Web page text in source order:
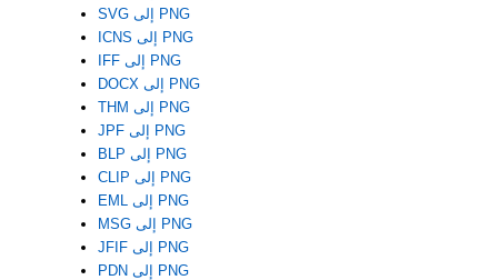
SVG إلى PNG
ICNS إلى PNG
IFF إلى PNG
DOCX إلى PNG
THM إلى PNG
JPF إلى PNG
BLP إلى PNG
CLIP إلى PNG
EML إلى PNG
MSG إلى PNG
JFIF إلى PNG
PDN إلى PNG